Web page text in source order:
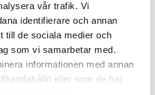
vår trafik. Vi
identifierare och annan
till de sociala medier och
som vi samarbetar med.
informationen med annan
eller som de har
Elhanddukstorkar